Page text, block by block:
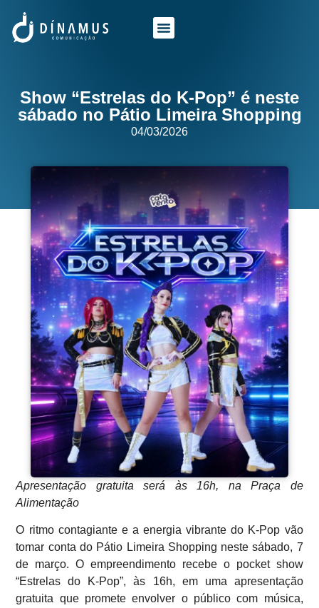
Show “Estrelas do K-Pop” é neste
sábado no Pátio Limeira Shopping
04/03/2026
Apresentação gratuita será às 16h, na Praça de
Alimentação
O ritmo contagiante e a energia vibrante do K-Pop vão
tomar conta do Pátio Limeira Shopping neste sábado, 7
de março. O empreendimento recebe o pocket show
“Estrelas do K-Pop”, às 16h, em uma apresentação
gratuita que promete envolver o público com música,